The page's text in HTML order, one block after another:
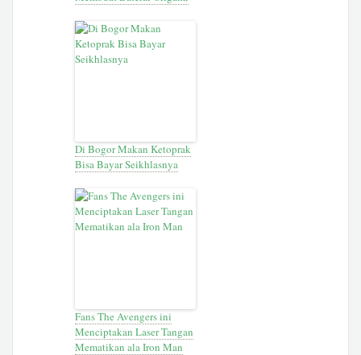
Di Bogor Makan Ketoprak
Bisa Bayar Seikhlasnya
Fans The Avengers ini
Menciptakan Laser Tangan
Mematikan ala Iron Man